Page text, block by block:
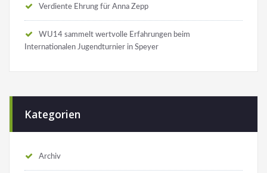
Verdiente Ehrung für Anna Zepp
WU14 sammelt wertvolle Erfahrungen beim
Internationalen Jugendturnier in Speyer
Kategorien
Archiv